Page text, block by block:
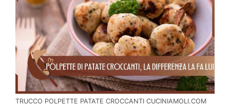
TRUCCO POLPETTE PATATE CROCCANTI CUCINIAMOLI.COM